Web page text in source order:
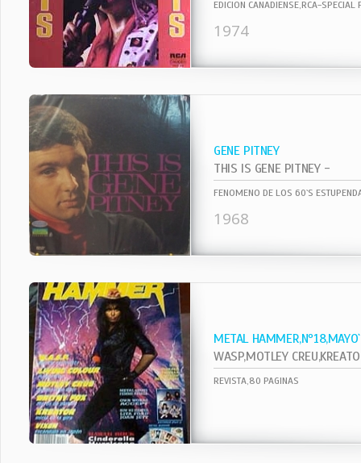
EDICION CANADIENSE,RCA-
1974
GENE PITNEY
THIS IS GENE PITNEY -
FENOMENO DE LOS 60`S
1968
METAL
WASP,MOTLEY
REVISTA,80 PAGINAS